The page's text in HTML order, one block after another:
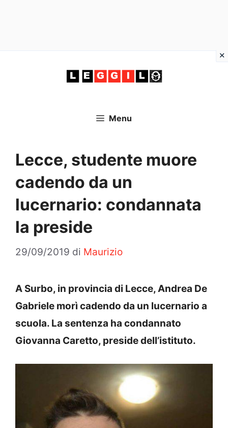
Menu
Lecce, studente muore
cadendo da un
lucernario: condannata
la preside
29/09/2019 di Maurizio
A Surbo, in provincia di Lecce, Andrea De
Gabriele morì cadendo da un lucernario a
scuola. La sentenza ha condannato
Giovanna Caretto, preside dell’istituto.